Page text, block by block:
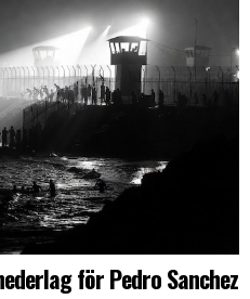
för Pedro Sanchez